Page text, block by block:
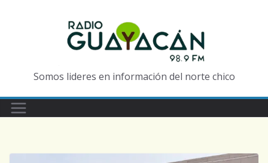
Somos lideres en información del norte chico